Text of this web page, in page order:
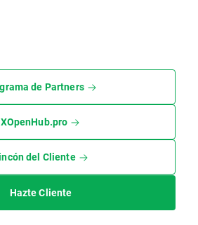
de Partners
XOpenHub.pro
del Cliente
Hazte Cliente